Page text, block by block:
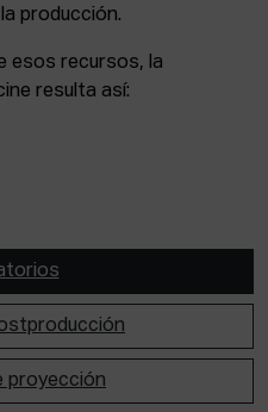
producción.
esos recursos, la
resulta así:
proyección